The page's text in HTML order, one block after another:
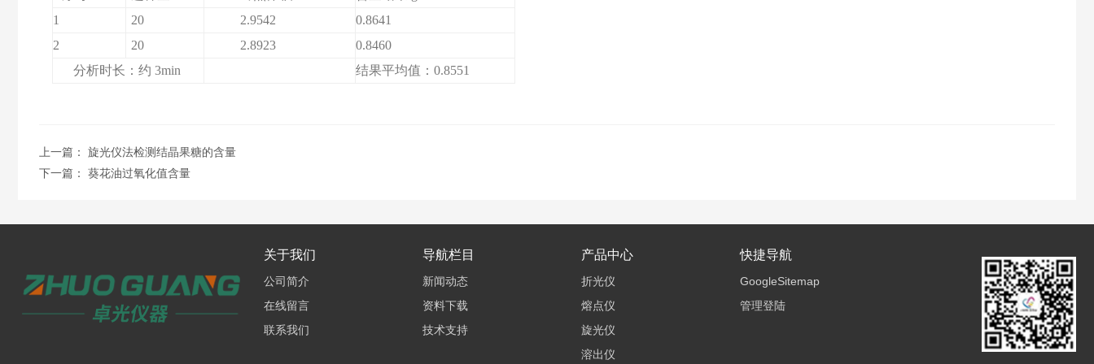
1
20 2.9542
0.8641
2
20 2.8923
0.8460
分析时长：约 3min 结果平均值： 0.8551
上一篇： 旋光仪法检测结晶果糖的含量
下一篇： 葵花油过氧化值含量
关于我们
公司简介
在线留言
联系我们
导航栏目
新闻动态
资料下载
技术支持
产品中心
折光仪
熔点仪
旋光仪
溶出仪
快捷导航
GoogleSitemap
管理登陆